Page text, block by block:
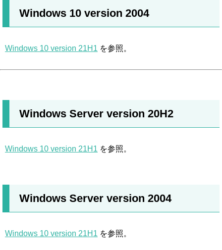
Windows 10 version 2004
Windows 10 version 21H1 を参照。
Windows Server version 20H2
Windows 10 version 21H1 を参照。
Windows Server version 2004
Windows 10 version 21H1 を参照。